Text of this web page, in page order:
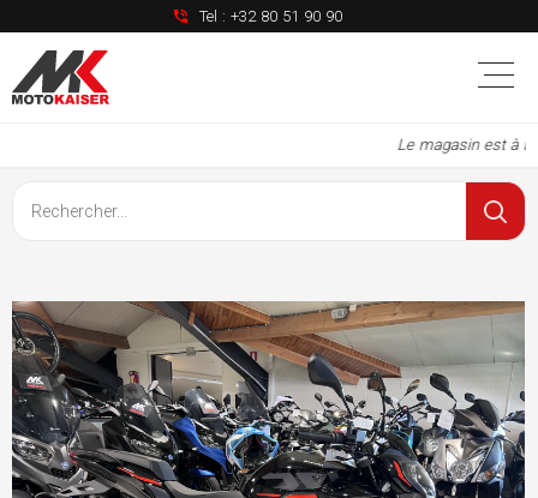
Tel : +32 80 51 90 90
Le magasin est à